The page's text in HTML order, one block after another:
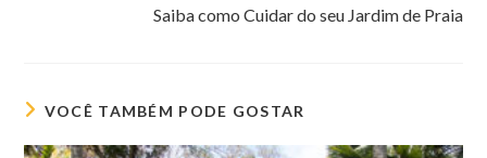
Saiba como Cuidar do seu Jardim de Praia
VOCÊ TAMBÉM PODE GOSTAR